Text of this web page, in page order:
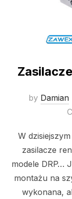
by Damian
W
zasilacze
modele DRP…
montażu na
wykonana,